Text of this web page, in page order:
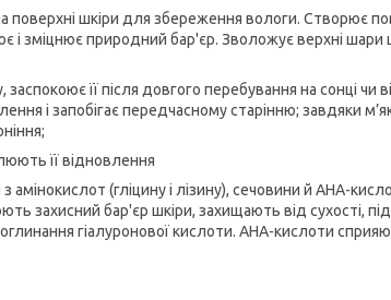
поверхні шкіри для збереження вологи. Створює
і зміцнює природний бар'єр. Зволожує верхні шари
її після довгого перебування на сонці чи
і запобігає передчасному старінню; завдяки
її відновлення
(гліцину і лізину), сечовини й AHA-
захисний бар'єр шкіри, захищають від сухості,
гіалуронової кислоти. AHA-кислоти